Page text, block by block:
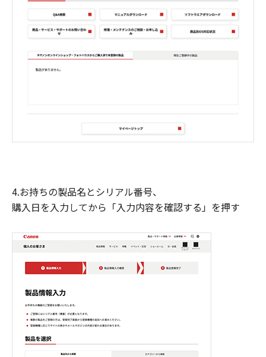
4.お持ちの製品名とシリアル番号、
購入日を入力してから「入力内容を確認する」を押す